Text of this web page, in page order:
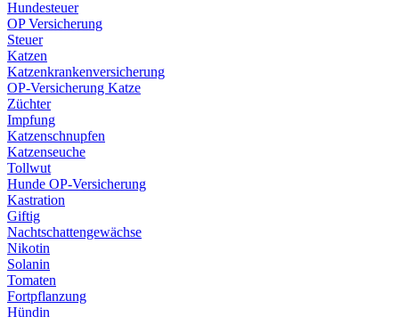
Hundesteuer
OP Versicherung
Steuer
Katzen
Katzenkrankenversicherung
OP-Versicherung Katze
Züchter
Impfung
Katzenschnupfen
Katzenseuche
Tollwut
Hunde OP-Versicherung
Kastration
Giftig
Nachtschattengewächse
Nikotin
Solanin
Tomaten
Fortpflanzung
Hündin